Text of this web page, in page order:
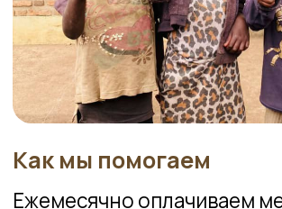
То есть всего 1 доллар на одного
ребёнка.
Эта небольшая сумма помогает детям
получать помощь врачей, проходить
лечение и не оставаться один на один с
болезнью только потому, что их семья